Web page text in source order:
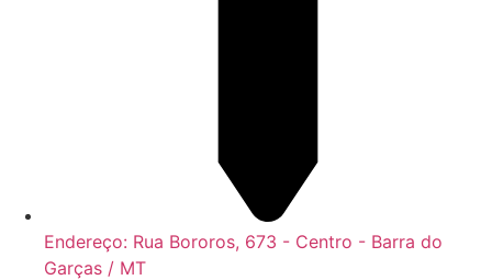
Endereço: Rua Bororos, 673 - Centro - Barra do
Garças / MT